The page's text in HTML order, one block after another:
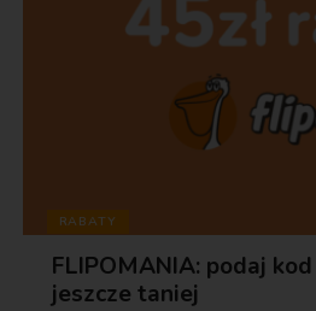
RABATY
FLIPOMANIA: podaj
jeszcze taniej